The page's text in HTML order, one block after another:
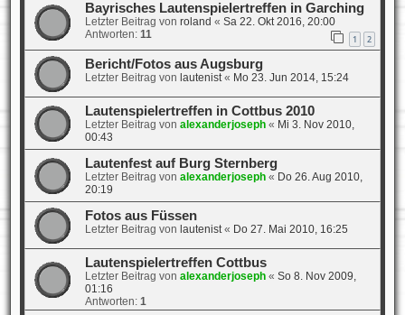
Bayrisches Lautenspielertreffen in Garching
Letzter Beitrag von roland « Sa 22. Okt 2016, 20:00
Antworten: 11 1 2
Bericht/Fotos aus Augsburg
Letzter Beitrag von lautenist« Mo 23. Jun 2014, 15:24
Lautenspielertreffen in Cottbus 2010
Letzter Beitrag von alexanderjoseph« Mi 3. Nov 2010,
00:43
Lautenfest auf Burg Sternberg
Letzter Beitrag von alexanderjoseph« Do 26. Aug 2010,
20:19
Fotos aus Füssen
Letzter Beitrag von lautenist« Do 27. Mai 2010, 16:25
Lautenspielertreffen Cottbus
Letzter Beitrag von alexanderjoseph« So 8. Nov 2009,
01:16
Antworten: 1